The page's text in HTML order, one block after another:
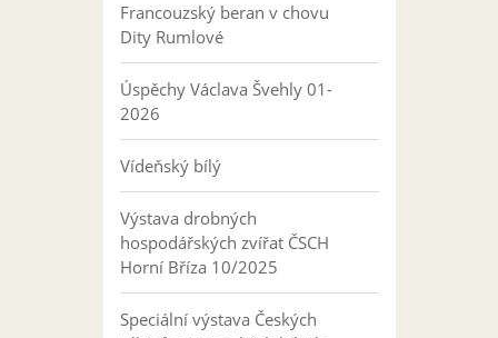
Francouzský beran v chovu
Dity Rumlové
Úspěchy Václava Švehly 01-
2026
Vídeňský bílý
Výstava drobných
hospodářských zvířat ČSCH
Horní Bříza 10/2025
Speciální výstava Českých